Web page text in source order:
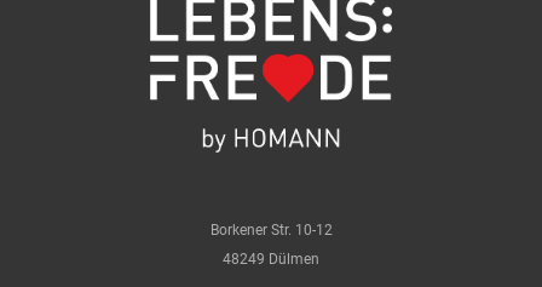
Borkener Str. 10-12
48249 Dülmen